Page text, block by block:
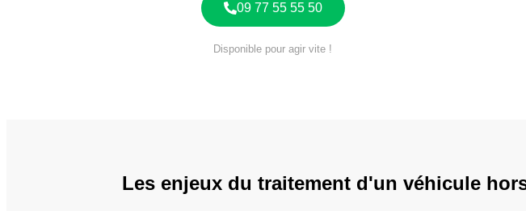
09 77 55 55 50
Disponible pour agir vite !
Les enjeux du traitement d'un véhicule